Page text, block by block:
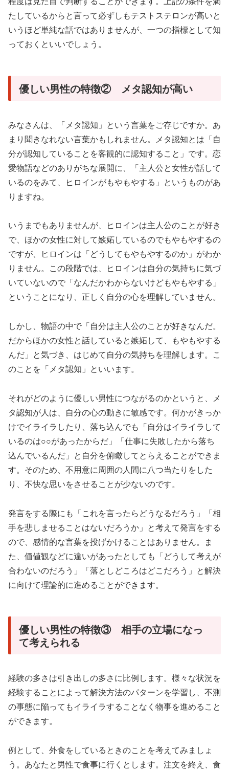
たしているからと言って必ずしもテストステロンが高いと
いうほど単純な話ではありませんが、一つの指標として知
っておくといいでしょう。
優しい男性の特徴② メタ認知が高い
みなさんは、「メタ認知」という言葉をご存じですか。あ
まり聞きなれない言葉かもしれません。メタ認知とは「自
分が認知していることを客観的に認知すること」です。恋
愛物語などのありがちな展開に、「主人公と女性が話して
いるのをみて、ヒロインがもやもやする」というものがあ
りますね。
いうまでもありませんが、ヒロインは主人公のことが好き
で、ほかの女性に対して嫉妬しているのでもやもやするの
ですが、ヒロインは「どうしてもやもやするのか」がわか
りません。この段階では、ヒロインは自分の気持ちに気づ
いていないので「なんだかわからないけどもやもやする」
ということになり、正しく自分の心を理解していません。
しかし、物語の中で「自分は主人公のことが好きなんだ。
だからほかの女性と話していると嫉妬して、もやもやする
んだ」と気づき、はじめて自分の気持ちを理解します。こ
のことを「メタ認知」といいます。
それがどのように優しい男性につながるのかというと、メ
タ認知が人は、自分の心の動きに敏感です。何かがきっか
けでイライラしたり、落ち込んでも「自分はイライラして
いるのは○○があったからだ」「仕事に失敗したから落ち
込んでいるんだ」と自分を俯瞰してとらえることができま
す。そのため、不用意に周囲の人間に八つ当たりをした
り、不快な思いをさせることが少ないのです。
発言をする際にも「これを言ったらどうなるだろう」「相
手を悲しませることはないだろうか」と考えて発言をする
ので、感情的な言葉を投げかけることはありません。ま
た、価値観などに違いがあったとしても「どうして考えが
合わないのだろう」「落としどころはどこだろう」と解決
に向けて理論的に進めることができます。
優しい男性の特徴③ 相手の立場になっ
て考えられる
経験の多さは引き出しの多さに比例します。様々な状況を
経験することによって解決方法のパターンを学習し、不測
の事態に陥ってもイライラすることなく物事を進めること
ができます。
例として、外食をしているときのことを考えてみましょ
う。あなたと男性で食事に行くとします。注文を終え、食